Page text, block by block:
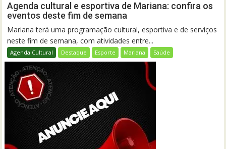
Agenda cultural e esportiva de Mariana: confira os
eventos deste fim de semana
Mariana terá uma programação cultural, esportiva e de serviços
neste fim de semana, com atividades entre...
Agenda Cultural Destaque Esporte Mariana Saúde